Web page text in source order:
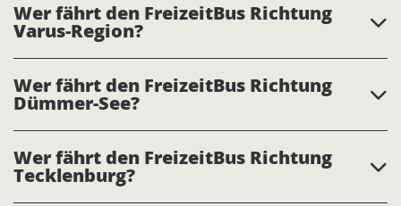
Wer fährt den FreizeitBus Richtung
Varus-Region?
Wer fährt den FreizeitBus Richtung
Dümmer-See?
Wer fährt den FreizeitBus Richtung
Tecklenburg?